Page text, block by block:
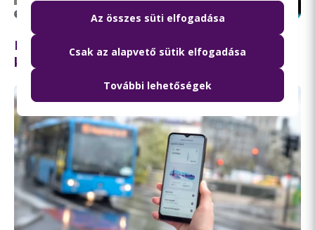
2024.09.16. 10:16
Lehetőség, nem lemondás – ezért éri meg
közösségi közlekedésre váltani
Az összes süti elfogadása
Csak az alapvető sütik elfogadása
További lehetőségek